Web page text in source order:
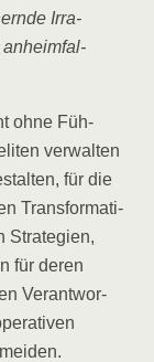
Irra­
anheim­fal­
ohne Füh­
ver­wal­ten
für die
Trans­for­ma­ti­
Stra­te­gien,
für deren
Ver­ant­wor­